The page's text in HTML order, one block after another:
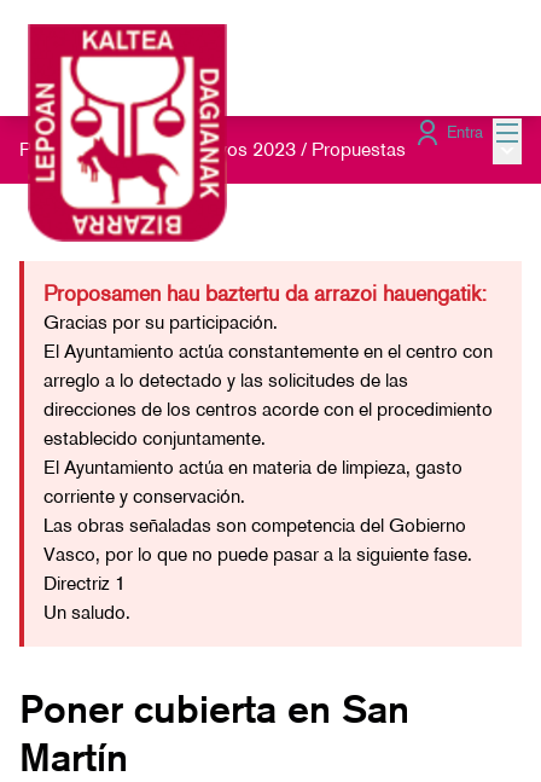
Entra
Presupuestos Participativos 2023 / Propuestas
Proposamen hau baztertu da arrazoi hauengatik:
Gracias por su participación.
El Ayuntamiento actúa constantemente en el centro con
arreglo a lo detectado y las solicitudes de las
direcciones de los centros acorde con el procedimiento
establecido conjuntamente.
El Ayuntamiento actúa en materia de limpieza, gasto
corriente y conservación.
Las obras señaladas son competencia del Gobierno
Vasco, por lo que no puede pasar a la siguiente fase.
Directriz 1
Un saludo.
Poner cubierta en San
Martín